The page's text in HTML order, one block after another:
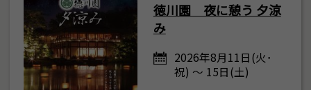
徳川園 夜に憩う 夕涼
み
2026年8月11日(火･
祝) ～ 15日(土)